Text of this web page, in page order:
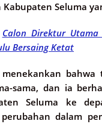
Seluma
Calon Direktur
Bersaing Ketat
bahwa
sama, dan ia
Seluma ke
dalam